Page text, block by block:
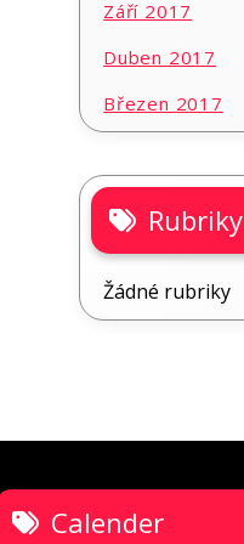
Září 2017
Duben 2017
Březen 2017
Rubriky
Žádné rubriky
Calender